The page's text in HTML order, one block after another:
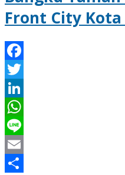
Front City Kota
Facebook
Twitter
LinkedIn
WhatsApp
Line
Email